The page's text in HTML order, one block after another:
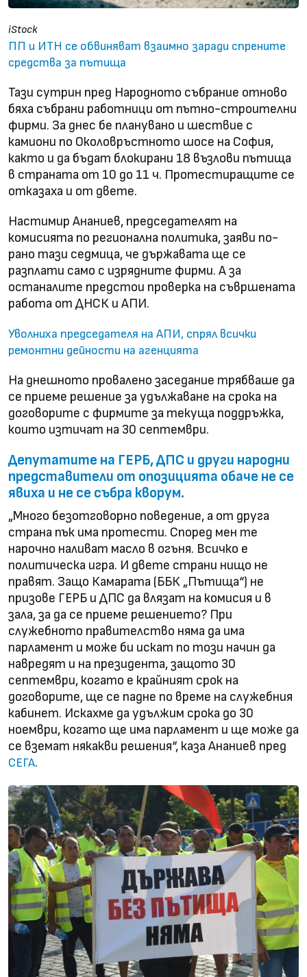
iStock
ПП и ИТН се обвиняват взаимно заради спрените
средства за пътища
Тази сутрин пред Народното събрание отново
бяха събрани работници от пътно-строителни
фирми. За днес бе планувано и шествие с
камиони по Околовръстното шосе на София,
както и да бъдат блокирани 18 възлови пътища
в страната от 10 до 11 ч. Протестиращите се
отказаха и от двете.
Настимир Ананиев, председателят на
комисията по регионална политика, заяви по-
рано тази седмица, че държавата ще се
разплати само с изрядните фирми. А за
останалите предстои проверка на съвршената
работа от ДНСК и АПИ.
Уволниха председателя на АПИ, спрял всички
ремонтни дейности на агенцията
На днешното провалено заседание трябваше да
се приеме решение за удължаване на срока на
договорите с фирмите за текуща поддръжка,
които изтичат на 30 септември.
Депутатите на ГЕРБ, ДПС и други народни
представители от опозицията обаче не се
явиха и не се събра кворум.
„Много безотговорно поведение, а от друга
страна пък има протести. Според мен те
нарочно наливат масло в огъня. Всичко е
политическа игра. И двете страни нищо не
правят. Защо Камарата (ББК „Пътища“) не
призове ГЕРБ и ДПС да влязат на комисия и в
зала, за да се приеме решението? При
служебното правителство няма да има
парламент и може би искат по този начин да
навредят и на президента, защото 30
септември, когато е крайният срок на
договорите, ще се падне по време на служебния
кабинет. Искахме да удължим срока до 30
ноември, когато ще има парламент и ще може да
се вземат някакви решения“, каза Ананиев пред
СЕГА.